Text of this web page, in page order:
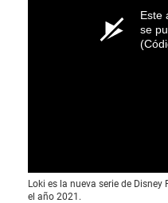
Este
se
Loki es la nueva serie de
el año 2021.